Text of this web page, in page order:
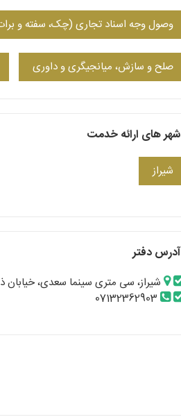
وصول وجه اسناد تجاری (چک، سفته و
صلح و سازش، میانجیگری و داوری
شهر های ارائه خدمت
شیراز
آدرس دفتر
شیراز، سی متری سینما سعدی، خیابان
07132362903